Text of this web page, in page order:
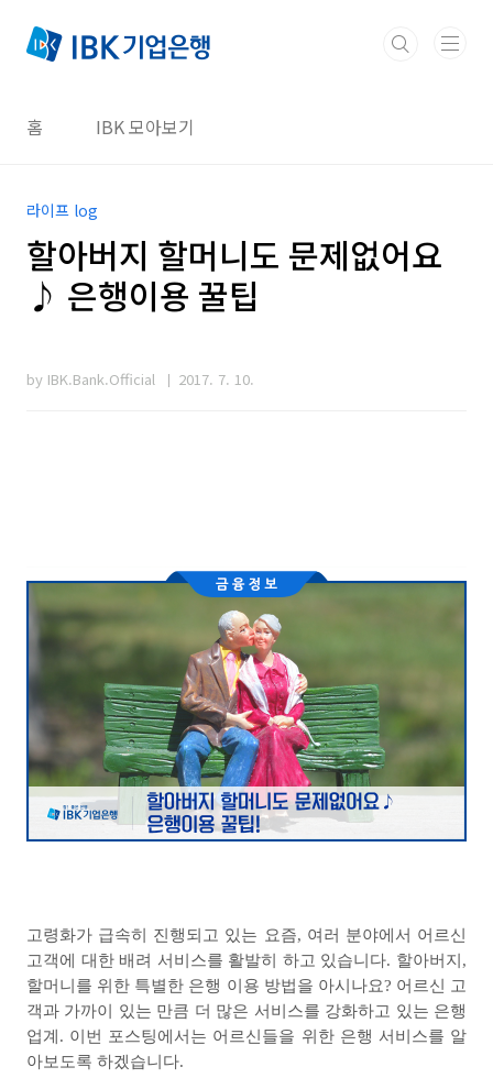
홈 IBK 모아보기
라이프 log
할아버지 할머니도 문제없어요
♪ 은행이용 꿀팁
by IBK.Bank.Official 2017. 7. 10.
고령화가 급속히 진행되고 있는 요즘, 여러 분야에서 어르신
고객에 대한 배려 서비스를 활발히 하고 있습니다. 할아버지,
할머니를 위한 특별한 은행 이용 방법을 아시나요? 어르신 고
객과 가까이 있는 만큼 더 많은 서비스를 강화하고 있는 은행
업계 . 이번 포스팅에서는 어르신들을 위한 은행 서비스를 알
아보도록 하겠습니다.